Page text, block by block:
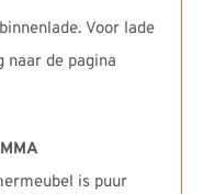
Voor lade
de pagina
is puur